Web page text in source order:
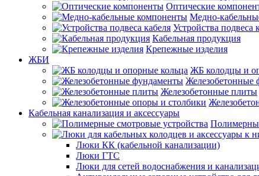
Оптические
Медно-
Устройства подвеса
Кабельная продукция
Крепежные изделия
ЖБИ
ЖБ колодцы и
Железобетонные
Железобетонные плиты
Кабельная канализация и аксессуары
Люки КК (кабельной канализации)
Люки ГТС
Люки для сетей водоснабжения и